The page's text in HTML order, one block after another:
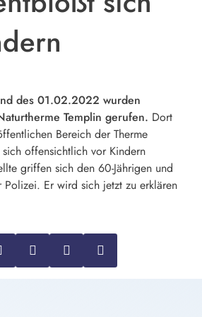
des 01.02.2022 wurden
Templin gerufen. Dort
Bereich der Therme
offensichtlich vor Kindern
griffen sich den 60-Jährigen und
Polizei. Er wird sich jetzt zu erklären